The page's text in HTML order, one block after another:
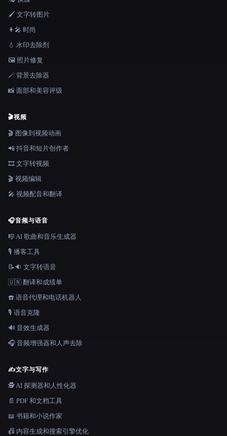
🖌️ 文字转图片
👩‍🎤 时尚
💧 水印去除剂
🖼️ 照片修复
🪄 背景去除器
📸 面部和美容评级
🎬视频
🎬 图像到视频动画
📲 抖音和短片创作者
🎞️ 文字转视频
🎬 视频编辑
🎤 视频配音和翻译
🎧音频与语音
🎼 AI 歌曲和音乐生成器
🎙️ 播客工具
📝🔉 文字转语音
🇺🇳 翻译和成绩单
☎️ 语音代理和电话机器人
🎙️ 语音克隆
🔊 音效生成器
🎧 音频增强器和人声去除
✍️文字与写作
🕵️ AI 探测器和人性化器
📄 PDF 和文档工具
📖 书籍和小说作家
📠 内容生成和搜索引擎优化